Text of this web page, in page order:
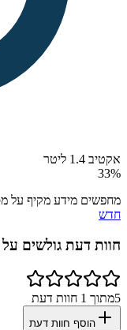
אקטיב 1.4 ליטר
33%
מחפשים מידע מקיף על
חדש
חוות דעת גולשים על
5מתוך 1 חוות דעת
הוסף חוות דעת